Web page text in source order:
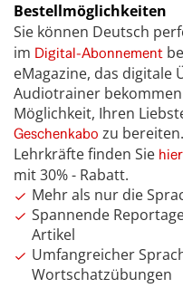
Bestellmöglichkeiten
Sie können Deutsch
im Digital-Abonnement
eMagazine, das digitale
Audiotrainer
Möglichkeit, Ihren
Geschenkabo zu
Lehrkräfte finden Sie hier
mit 30% - Rabatt.
Mehr als nur die
Spannende
Artikel
Umfangreicher
Wortschatzübungen